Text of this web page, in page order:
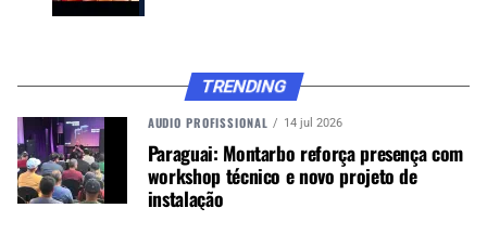
Criação ilimitada de seus próprios modelos de
Suporte para vozes em inglês e espanhol, com
expansões futuras planejadas.
O software também oferece compatibilidade com
DAWs através do ARA, integra efeitos como
dinâmica, equalização, reverberação e correção
de tom, além de incorporar ferramentas para
TRENDING
AUDIO PROFISSIONAL 14 jul 2026
Paraguai: Montarbo reforça presença com
workshop técnico e novo projeto de
instalação